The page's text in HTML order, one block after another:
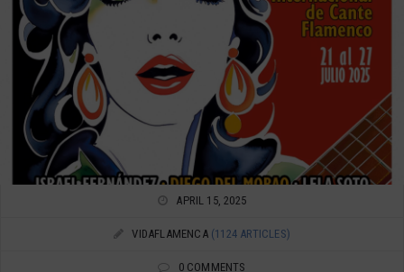
APRIL 15, 2025
VIDAFLAMENCA (1124 ARTICLES)
0 COMMENTS